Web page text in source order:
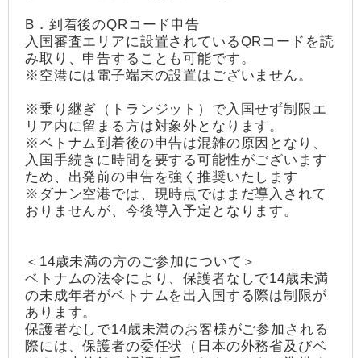
B．到着後のQRコード申告
入国審査エリアに設置されているQRコードを読
み取り、申告することも可能です。
※空港には電子端末の設置はございません。
※乗り継ぎ（トランジット）で入国せず制限エ
リア内に留まる方は対象外となります。
※ベトナム到着後の申告は混雑の原因となり、
入国手続きに時間を要する可能性がございます
ため、出発前の申告を強く推奨いたします
※ダナン空港では、現時点ではまだ導入されて
おりませんが、今後導入予定となります。
＜14歳未満の方のご参加について＞
ベトナムの法令により、保護者なしで14歳未満
の未成年者がベトナムを出入国する際は制限が
あります。
保護者なしで14歳未満のお客様がご参加される
際には、保護者の委任状（日本の外務省及びベ